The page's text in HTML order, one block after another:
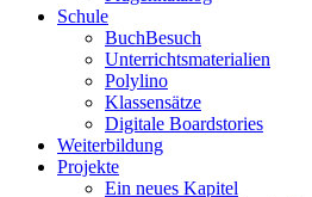
Schule
BuchBesuch
Unterrichtsmaterialien
Polylino
Klassensätze
Digitale Boardstories
Weiterbildung
Projekte
Ein neues Kapitel